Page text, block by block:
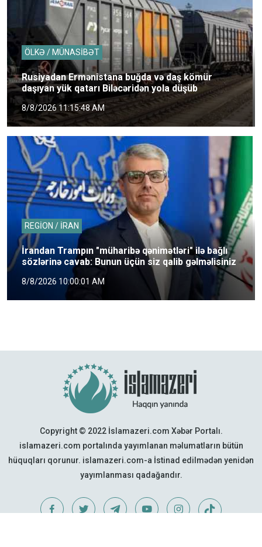
ÖLKƏ / MÜNASİBƏT
Rusiyadan Ermənistana buğda və daş kömür
daşıyan yük qatarı Biləcəridən yola düşüb
8/8/2026 11:15:48 AM
REGİON / İRAN
İrandan Trampın "müharibə qənimətləri" ilə bağlı
sözlərinə cavab: Bunun üçün siz qalib gəlməlisiniz
8/8/2026 10:00:01 AM
Copyright © 2022 İslamazeri.com Xəbər Portalı.
islamazeri.com portalında yayımlanan məlumatların bütün
hüquqları qorunur. islamazeri.com-a İstinad edilmədən yenidən
yayımlanması qadağandır.